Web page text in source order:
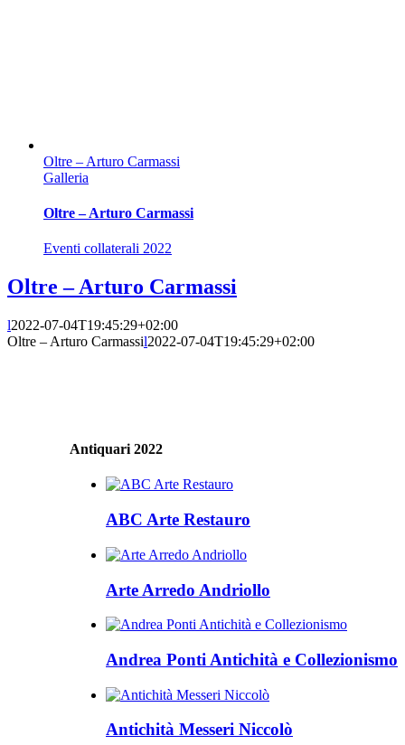
Oltre – Arturo Carmassi
Galleria
Oltre – Arturo Carmassi
Eventi collaterali 2022
Oltre – Arturo Carmassi
l2022-07-04T19:45:29+02:00
Oltre – Arturo Carmassil2022-07-04T19:45:29+02:00
Antiquari 2022
ABC Arte Restauro
Arte Arredo Andriollo
Andrea Ponti Antichità e Collezionismo
Antichità Messeri Niccolò